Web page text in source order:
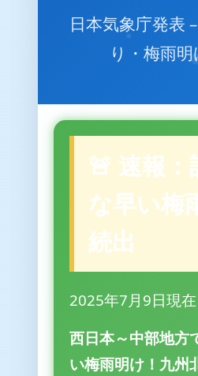
日本気象庁発表
り・梅雨
🚨 速報：
な早い梅
続出
2025年7月9日現在
西日本～中部地方
い梅雨明け！九州